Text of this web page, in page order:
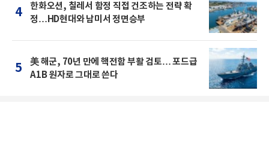
4
한화오션, 칠레서 함정 직접 건조하는 전략 확
정…HD현대와 남미서 정면승부
5
美 해군, 70년 만에 핵전함 부활 검토… 포드급
A1B 원자로 그대로 쓴다